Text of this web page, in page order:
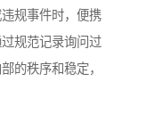
规事件时，便携
规范记录询问过
的秩序和稳定，